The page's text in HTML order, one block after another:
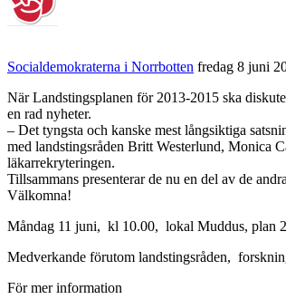
Socialdemokraterna i Norrbotten fredag 8 juni
När Landstingsplanen för 2013-2015 ska
en rad nyheter.
– Det tyngsta och kanske mest långsiktiga
med landstingsråden Britt Westerlund, Monica
läkarrekryteringen.
Tillsammans presenterar de nu en del av de
Välkomna!
Måndag 11 juni, kl 10.00, lokal Muddus, plan
Medverkande förutom landstingsråden,
För mer information